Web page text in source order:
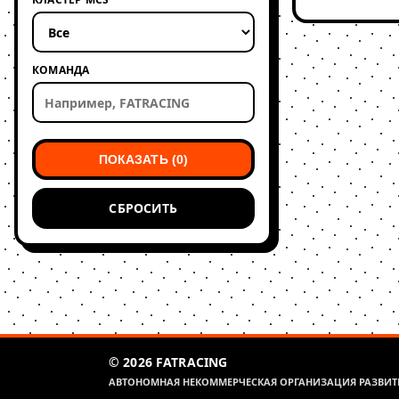
КОМАНДА
ПОКАЗАТЬ (0)
СБРОСИТЬ
© 2026 FATRACING
АВТОНОМНАЯ НЕКОММЕРЧЕСКАЯ ОРГАНИЗАЦИЯ